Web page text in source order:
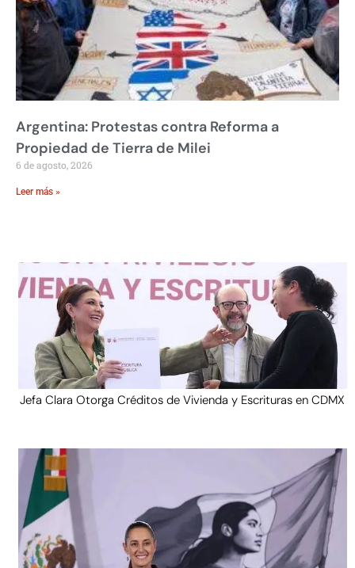
Argentina: Protestas contra Reforma a
Propiedad de Tierra de Milei
6 de agosto, 2026
Leer más »
Jefa Clara Otorga Créditos de Vivienda y Escrituras en CDMX